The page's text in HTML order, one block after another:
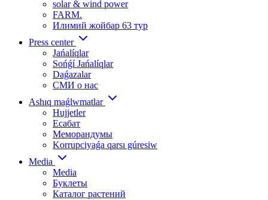
solar & wind power
FARM.
Илимий жойбар 63 тур
Press center
Jańalíqlar
Sońǵí Jańalíqlar
Daǵazalar
СМИ о нас
Ashıq maǵlwmatlar
Hujjetler
Есабат
Меморандумы
Korrupciyaǵa qarsı gúresiw
Media
Media
Буклеты
Каталог растений